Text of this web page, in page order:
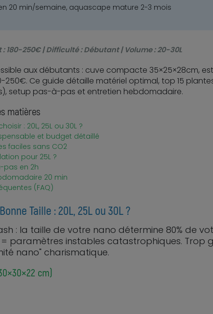
20 min/semaine, aquascape mature 2-3 mois
: 180-250€ | Difficulté : Débutant | Volume : 20-30L
aux débutants : cuve compacte 35×25×28cm,
Ce guide détaille matériel optimal, top 15
setup pas-à-pas et entretien hebdomadaire.
matières
: 20L, 25L ou 30L ?
et budget détaillé
faciles sans CO2
pour 25L ?
pas en 2h
20 min
(FAQ)
Taille : 20L, 25L ou 30L ?
: la taille de votre nano détermine 80% de
= paramètres instables catastrophiques. Trop
nano" charismatique.
cm)